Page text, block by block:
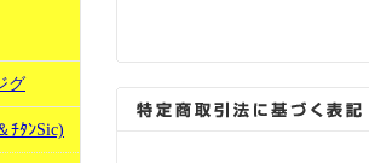
グ
ﾁﾀﾝSic)